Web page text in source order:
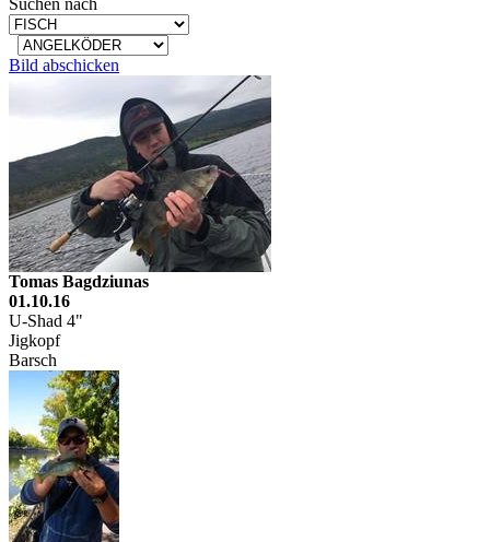
Suchen nach
Bild abschicken
Tomas Bagdziunas
01.10.16
U-Shad 4"
Jigkopf
Barsch